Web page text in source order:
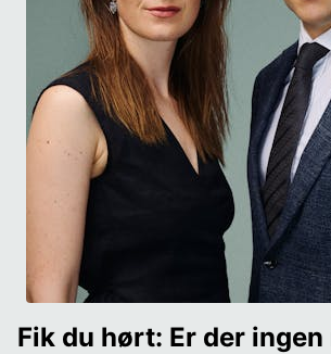
Fik du hørt: Er der ingen